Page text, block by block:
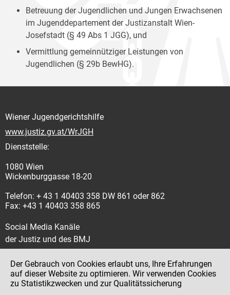
Betreuung der Jugendlichen und Jungen Erwachsenen
im Jugenddepartement der Justizanstalt Wien-
Josefstadt (§ 49 Abs 1 JGG), und
Vermittlung gemeinnütziger Leistungen von
Jugendlichen (§ 29b BewHG).
Wiener Jugendgerichtshilfe
www.justiz.gv.at/WrJGH
Dienststelle:
1080 Wien
Wickenburggasse 18-20
Telefon: + 43 1 40403 358 DW 861 oder 862
Fax: +43 1 40403 358 865
Social Media Kanäle
der Justiz und des BMJ
Impressum
Der Gebrauch von Cookies erlaubt uns, Ihre Erfahrungen
auf dieser Website zu optimieren. Wir verwenden Cookies
zu Statistikzwecken und zur Qualitätssicherung